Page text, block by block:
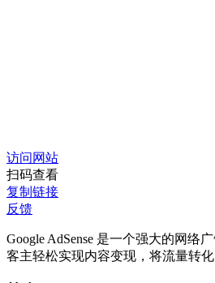
访问网站
扫码查看
复制链接
反馈
Google AdSense 是一个强大的网络
客主轻松实现内容变现，将流量转化